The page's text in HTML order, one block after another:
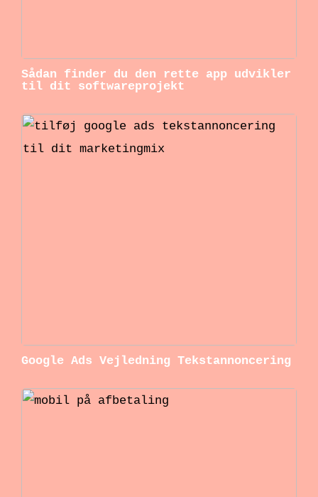
Sådan finder du den rette app udvikler
til dit softwareprojekt
Google Ads Vejledning Tekstannoncering